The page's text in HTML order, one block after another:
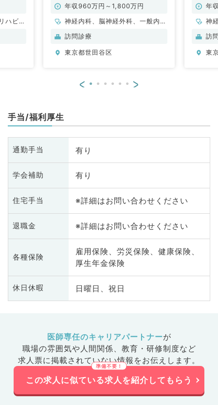
ハビリ
お仕事です（内科系／常勤）
年収960万円～1,800万円
神経内科、脳神経外科、一般内
科、循環器内科、呼吸器内科、消
臓内科、老年内科、血液内科、膠
訪問診療
東京都世田谷区
年
神
科
訪
東
< >
手当/福利厚生
通勤手当 有り
学会補助 有り
住宅手当 ※詳細はお問い合わせください
退職金 ※詳細はお問い合わせください
各種保険
雇用保険、労災保険、健康保険、
厚生年金保険
休日休暇 日曜日、祝日
医師専任のキャリアパートナーが
職場の雰囲気や人間関係、 教育・研修制度など
求人票に掲載されていない情報をお伝えします。
この求人に似ている求人を紹介してもらう